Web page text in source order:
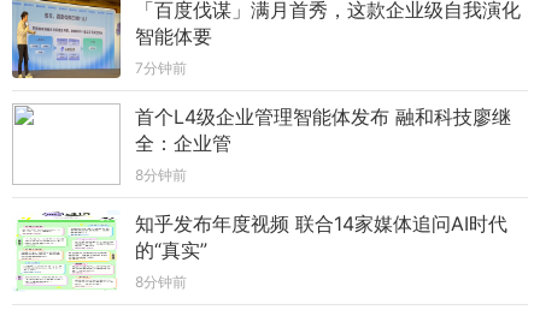
「百度伐谋」满月首秀，这款企业级自我演化
智能体要
7分钟前
首个L4级企业管理智能体发布 融和科技廖继
全：企业管
8分钟前
知乎发布年度视频 联合14家媒体追问AI时代
的“真实”
8分钟前